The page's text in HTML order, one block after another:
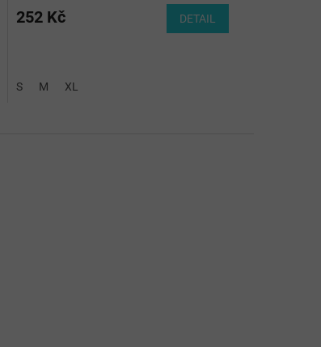
252 Kč DETAIL
S M XL